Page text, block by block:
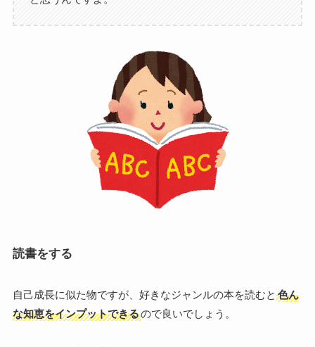
読書をする
自己成長に似た物ですが、好きなジャンルの本を読むと 色ん
な知恵をインプットできるので良いでしょう。